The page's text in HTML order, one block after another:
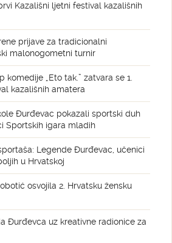
Kazališni ljetni festival kazališnih
prijave za tradicionalni
malonogometni turnir
komedije „Eto tak.” zatvara se 1.
kazališnih amatera
Đurđevac pokazali sportski duh
Sportskih igara mladih
Legende Đurđevac, učenici
u Hrvatskoj
osvojila 2. Hrvatsku žensku
Đurđevca uz kreativne radionice za